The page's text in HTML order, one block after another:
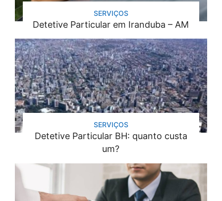
SERVIÇOS
Detetive Particular em Iranduba – AM
SERVIÇOS
Detetive Particular BH: quanto custa
um?